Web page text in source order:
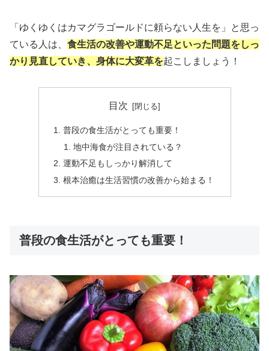
「ゆくゆくはカマグラゴールドに頼らない人生を」と思っ
ている人は、 食生活の改善や運動不足といった問題をしっ
かり見直していき、身体に大変革を起こしましょう！
目次
普段の食生活がとっても重要！
地中海食が注目されている？
運動不足もしっかり解消して
根本治癒は生活習慣の改善から始まる！
普段の食生活がとっても重要！